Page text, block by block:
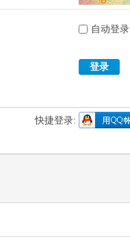
自动登录
登录
快捷登录: